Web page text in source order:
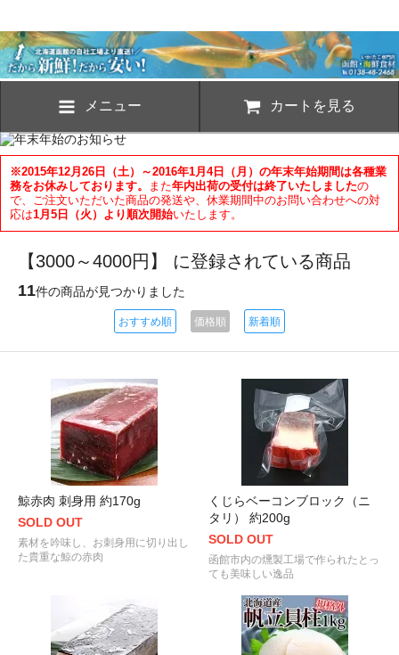
メニュー カートを見る
※2015年12月26日（土）～2016年1月4日（月）の年末年始期間は各種業
務をお休みしております。
また年内出荷の受付は終了いたしましたの
で、ご注文いただいた商品の発送や、休業期間中のお問い合わせへの対
応は1月5日（火）より順次開始いたします。
【3000～4000円】 に登録されている商品
11件の商品が見つかりました
おすすめ順 価格順 新着順
鯨赤肉 刺身用 約170g
SOLD OUT
素材を吟味し、お刺身用に切り出し
た貴重な鯨の赤肉
くじらベーコンブロック（ニ
タリ） 約200g
SOLD OUT
函館市内の燻製工場で作られたとっ
ても美味しい逸品